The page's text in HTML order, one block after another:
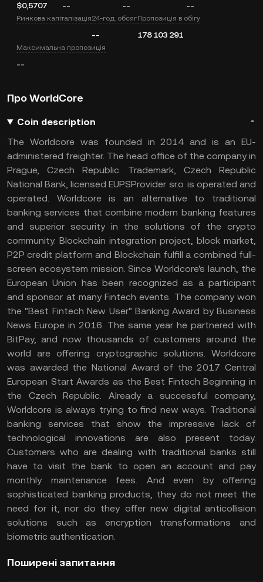
$0,5707 -- -- --
Ринкова капіталізація24-год. обсяг
--
Пропозиція в обігу
178 103 291
Максимальна пропозиція
--
Про WorldCore
Coin description
The Worldcore was founded in 2014 and is an EU-
administered freighter. The head office of the company in
Prague, Czech Republic. Trademark, Czech Republic
National Bank, licensed EUPSProvider sr.o. is operated and
operated. Worldcore is an alternative to traditional
banking services that combine modern banking features
and superior security in the solutions of the crypto
community. Blockchain integration project, block market,
P2P credit platform and Blockchain fulfill a combined full-
screen ecosystem mission. Since Worldcore's launch, the
European Union has been recognized as a participant
and sponsor at many Fintech events. The company won
the "Best Fintech New User" Banking Award by Business
News Europe in 2016. The same year he partnered with
BitPay, and now thousands of customers around the
world are offering cryptographic solutions. Worldcore
was awarded the National Award of the 2017 Central
European Start Awards as the Best Fintech Beginning in
the Czech Republic. Already a successful company,
Worldcore is always trying to find new ways. Traditional
banking services that show the impressive lack of
technological innovations are also present today.
Customers who are dealing with traditional banks still
have to visit the bank to open an account and pay
monthly maintenance fees. And even by offering
sophisticated banking products, they do not meet the
need for it, nor do they offer new digital anticollision
solutions such as encryption transformations and
biometric authentication.
Поширені запитання